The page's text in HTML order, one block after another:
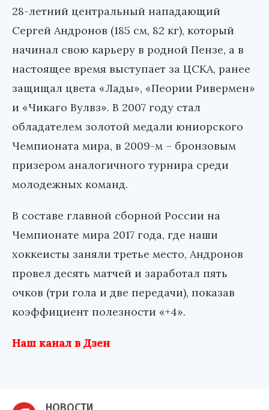
28-летний центральный нападающий
Сергей Андронов (185 см, 82 кг), который
начинал свою карьеру в родной Пензе, а в
настоящее время выступает за ЦСКА, ранее
защищал цвета «Лады», «Пеории Ривермен»
и «Чикаго Вулвз». В 2007 году стал
обладателем золотой медали юниорского
Чемпионата мира, в 2009-м – бронзовым
призером аналогичного турнира среди
молодежных команд.
В составе главной сборной России на
Чемпионате мира 2017 года, где наши
хоккеисты заняли третье место, Андронов
провел десять матчей и заработал пять
очков (три гола и две передачи), показав
коэффициент полезности «+4».
Наш канал в Дзен